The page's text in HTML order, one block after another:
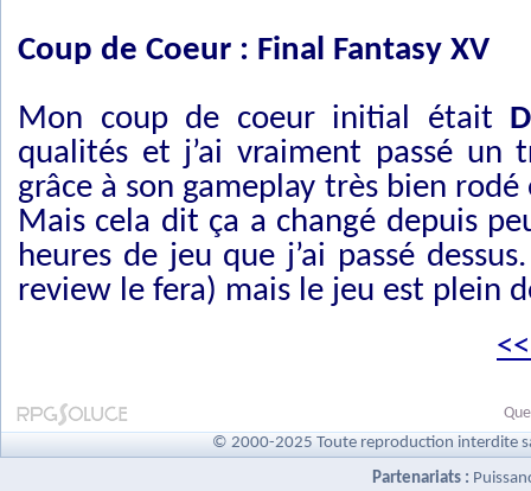
Coup de Coeur : Final Fantasy XV
Mon coup de coeur initial était
qualités et j’ai vraiment passé un
grâce à son gameplay très bien
Mais cela dit ça a changé depuis
heures de jeu que j’ai passé
review le fera) mais le jeu est plein
© 2000-2025 Toute reproduction interdite
Partenariats :